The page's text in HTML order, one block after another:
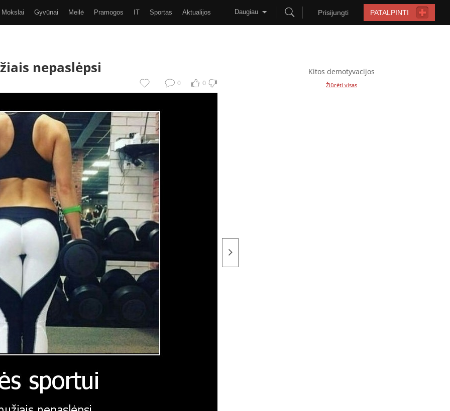
Mokslai Gyvūnai Meilė Pramogos IT Sportas Aktualijos PATALPINTI
Prisijungti
Daugiau
nepaslėpsi
0
0
Kitos demotyvacijos
Žiūrėti visas